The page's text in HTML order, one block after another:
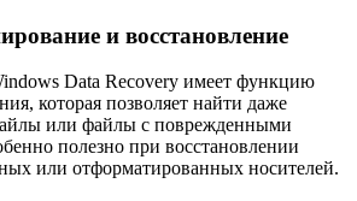
и восстановление
Data Recovery имеет функцию
которая позволяет найти даже
или файлы с поврежденными
полезно при восстановлении
или отформатированных носителей.